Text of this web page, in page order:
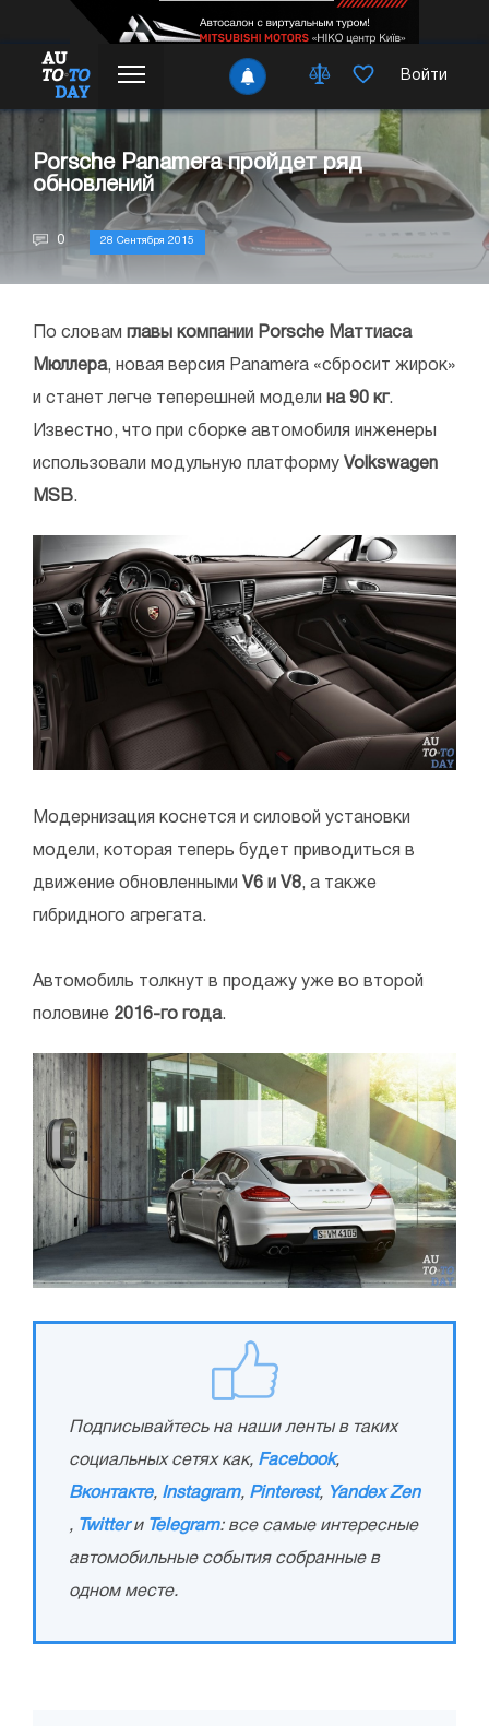
Войти
Porsche Panamera пройдет ряд
обновлений
0 28 Сентября 2015
По словам главы компании Porsche Маттиаса
Мюллера, новая версия Panamera «сбросит жирок»
и станет легче теперешней модели на 90 кг.
Известно, что при сборке автомобиля инженеры
использовали модульную платформу Volkswagen
MSB.
Модернизация коснется и силовой установки
модели, которая теперь будет приводиться в
движение обновленными V6 и V8, а также
гибридного агрегата.
Автомобиль толкнут в продажу уже во второй
половине 2016-го года.
Подписывайтесь на наши ленты в таких
социальных сетях как, Facebook,
Вконтакте, Instagram, Pinterest, Yandex Zen
, Twitterи Telegram: все самые интересные
автомобильные события собранные в
одном месте.